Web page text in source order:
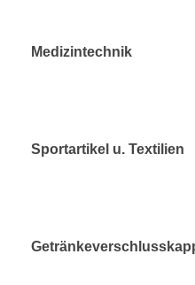
Medizintechnik
Sportartikel u. Textilien